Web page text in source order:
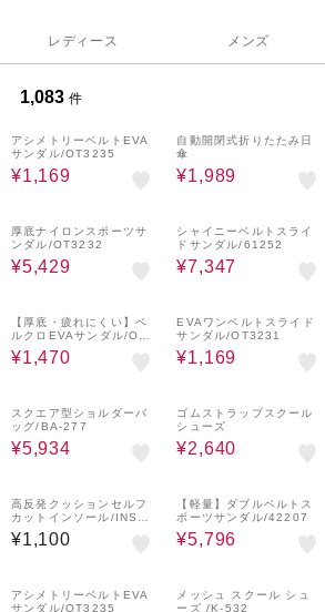
レディース メンズ
1,083 件
アシメトリーベルトEVA
サンダル/OT3235
¥1,169
自動開閉式折りたたみ日
傘
¥1,989
厚底ナイロンスポーツサ
ンダル/OT3232
¥5,429
シャイニーベルトスライ
ドサンダル/61252
¥7,347
【厚底・疲れにくい】ベ
ルクロEVAサンダル/OT
3228
¥1,470
EVAワンベルトスライド
サンダル/OT3231
¥1,169
スクエア型ショルダーバ
ッグ/BA-277
¥5,934
ゴムストラップスクール
シューズ
¥2,640
高反発クッションセルフ
カットインソール/INSO
LE(02)
¥1,100
【軽量】ダブルベルトス
ポーツサンダル/42207
¥5,796
アシメトリーベルトEVA
サンダル/OT3235
メッシュ スクール シュ
ーズ /K-532